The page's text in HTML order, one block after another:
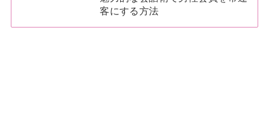
客にする方法